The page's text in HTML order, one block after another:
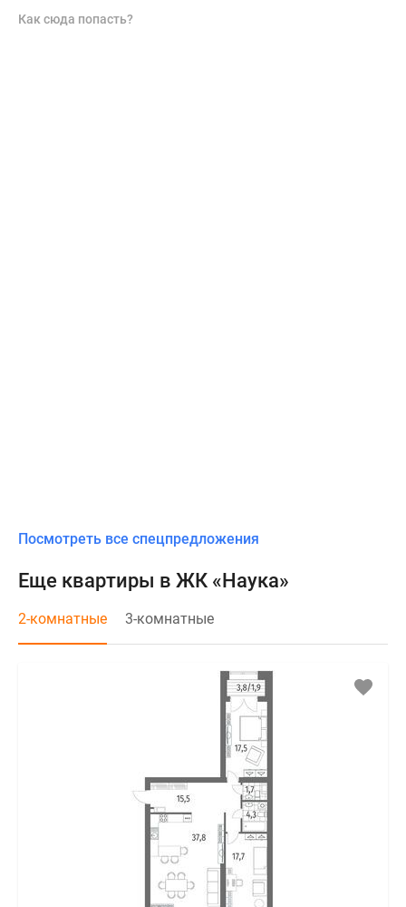
Как сюда попасть?
Посмотреть все спецпредложения
Еще квартиры в ЖК «Наука»
2-комнатные 3-комнатные